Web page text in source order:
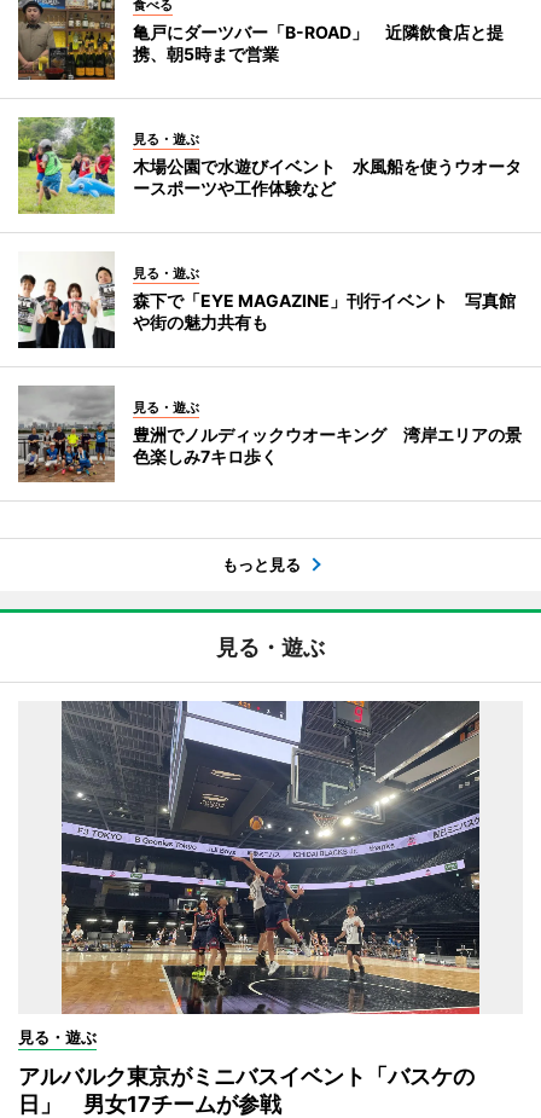
食べる
亀戸にダーツバー「B-ROAD」 近隣飲食店と提
携、朝5時まで営業
見る・遊ぶ
木場公園で水遊びイベント 水風船を使うウオータ
ースポーツや工作体験など
見る・遊ぶ
森下で「EYE MAGAZINE」刊行イベント 写真館
や街の魅力共有も
見る・遊ぶ
豊洲でノルディックウオーキング 湾岸エリアの景
色楽しみ7キロ歩く
もっと見る
見る・遊ぶ
見る・遊ぶ
アルバルク東京がミニバスイベント「バスケの
日」 男女17チームが参戦